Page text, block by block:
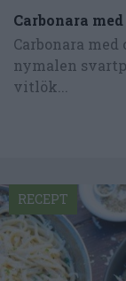
Carbonara
Carbonara
nymalen
vitlök...
RECEPT